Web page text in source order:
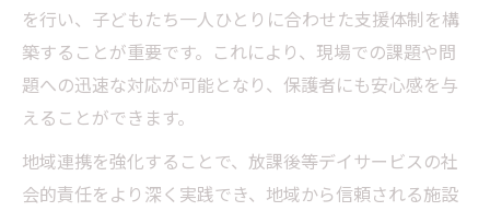
を行い、子どもたち一人ひとりに合わせた支援体制を構
築することが重要です。これにより、現場での課題や問
題への迅速な対応が可能となり、保護者にも安心感を与
えることができます。
地域連携を強化することで、放課後等デイサービスの社
会的責任をより深く実践でき、地域から信頼される施設